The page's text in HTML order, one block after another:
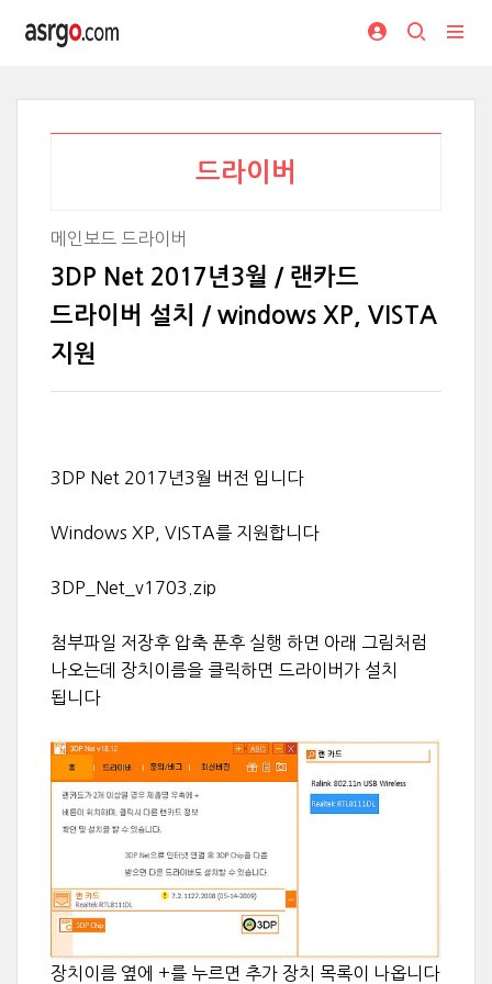
드라이버
메인보드 드라이버
3DP Net 2017년3월 / 랜카드
드라이버 설치 / windows XP, VISTA
지원
3DP Net 2017년3월 버전 입니다
Windows XP, VISTA를 지원합니다
3DP_Net_v1703.zip
첨부파일 저장후 압축 푼후 실행 하면 아래 그림처럼
나오는데 장치이름을 클릭하면 드라이버가 설치
됩니다
장치이름 옆에 +를 누르면 추가 장치 목록이 나옵니다